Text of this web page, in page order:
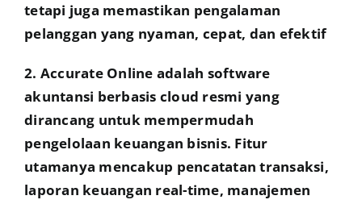
tetapi juga memastikan pengalaman
pelanggan yang nyaman, cepat, dan efektif
2. Accurate Online adalah software
akuntansi berbasis cloud resmi yang
dirancang untuk mempermudah
pengelolaan keuangan bisnis. Fitur
utamanya mencakup pencatatan transaksi,
laporan keuangan real-time, manajemen